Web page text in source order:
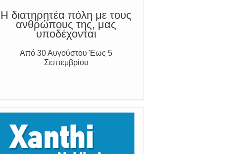
Η διατηρητέα πόλη με τους
ανθρώπους της, μας
υποδέχονται
Από 30 Αυγούστου Έως 5
Σεπτεμβρίου